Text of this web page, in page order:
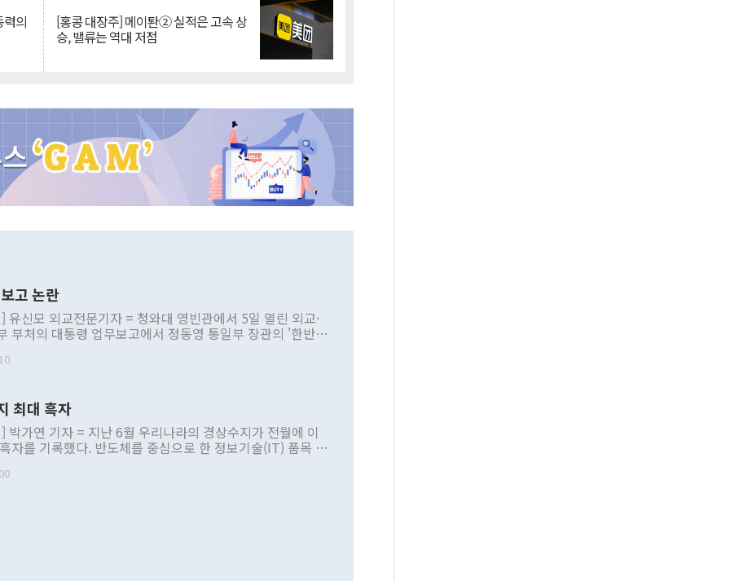
의 [홍콩 대장주] 메이퇀② 실적은 고속 상
승, 밸류는 역대 저점
고 논란
유신모 외교전문기자 = 청와대 영빈관에서 5일 열린 외교·
부처의 대통령 업무보고에서 정동영 통일부 장관의 '한반도
부 내 조율을 거치지 않은 사안을 정책으로 추진하겠다고 공
근거한 비현실적 구상'이라는 비판을 내놨다. 그동안 정 장
관련 발언이 물의를 빚은 적은 여러 번 있지만 대통령과 유
공개적으로 부정적 입장을 표명한 것은 이례적이다. 정 장
북 접근법과 월권을 제어해야 한다는 목소리도 높아지고 있
최대 흑자
박가연 기자 = 지난 6월 우리나라의 경상수지가 전월에 이
자를 기록했다. 반도체를 중심으로 한 정보기술(IT) 품목 수
르